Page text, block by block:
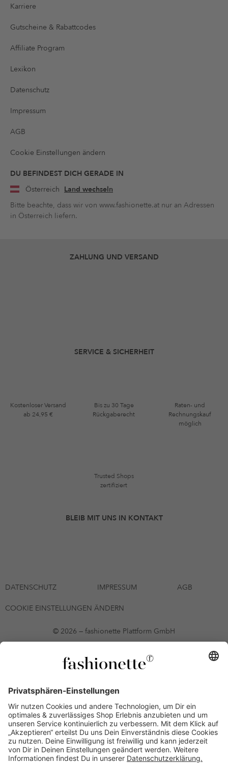
Karriere
Gutscheine & Rabattcodes
Affiliate Program
Lexikon
Datenschutz
Impressum
AGB
Cookie Einstellungen ändern
DU BEFINDEST DICH GERADE IN
Österreich Land wechseln
Bitte beachte, dass wir von www.fashionette.at nur an Adressen
in Österreich liefern.
ZAHLUNG UND VERSAND
SERVICE & SICHERHEIT
Kostenloser Versand
ab 24,95 €
Bis zu 30 Tage
Rückgaberecht
Raten- und
Rechnungskauf
möglich
Trusted Shops
zertifiziert
BLEIB MIT UNS IN KONTAKT
DATENSCHUTZ IMPRESSUM AGB
COOKIE EINSTELLUNGEN ÄNDERN
© 2026 — fashionette Plattform GmbH
*Gutschein bis zum 12.08.2026 mehrmals auf alle Artikel der Seite
fashionette.at/selected-styles anwendbar. Es gelten die in den AGB
Einzelne Marken und Artikel können ausgeschlossen sein. Bonität
vorausgesetzt, alle Preise inkl. MwSt. und ohne Versandkosten. Bei
Ratenkäufen kann die letzte Rate geringfügig abweichen. Die
Anzahl der Raten und die jeweilige Verfügbarkeit von
Zahlungsmethoden kann variieren. Die Prominenten, die
namentlich genannt oder dargestellt werden, haben keine der auf
der Website angebotenen Artikel anerkannt, empfohlen oder